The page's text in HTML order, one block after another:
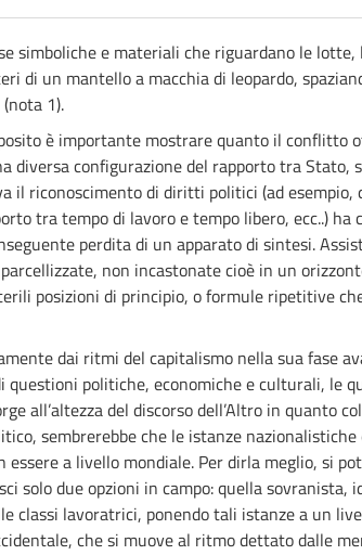
simboliche e materiali che riguardano le
di un mantello a macchia di leopardo,
1).
è importante mostrare quanto il conflitto
configurazione del rapporto tra Stato,
il riconoscimento di diritti politici (ad
tra tempo di lavoro e tempo libero, ecc..) ha
perdita di un apparato di sintesi.
non incastonate cioè in un
posizioni di principio, o formule ripetitive
dai ritmi del capitalismo nella sua fase
politiche, economiche e culturali, le
all’altezza del discorso dell’Altro in quanto
sembrerebbe che le istanze
a livello mondiale. Per dirla meglio, si
solo due opzioni in campo: quella sovranista,
classi lavoratrici, ponendo tali istanze a un
che si muove al ritmo dettato dalle